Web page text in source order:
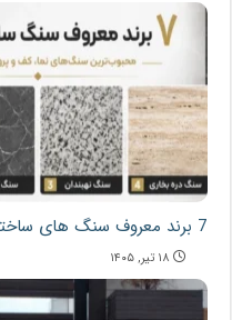
7 برند معروف سنگ های ساختمانی
۱۸ تیر, ۱۴۰۵